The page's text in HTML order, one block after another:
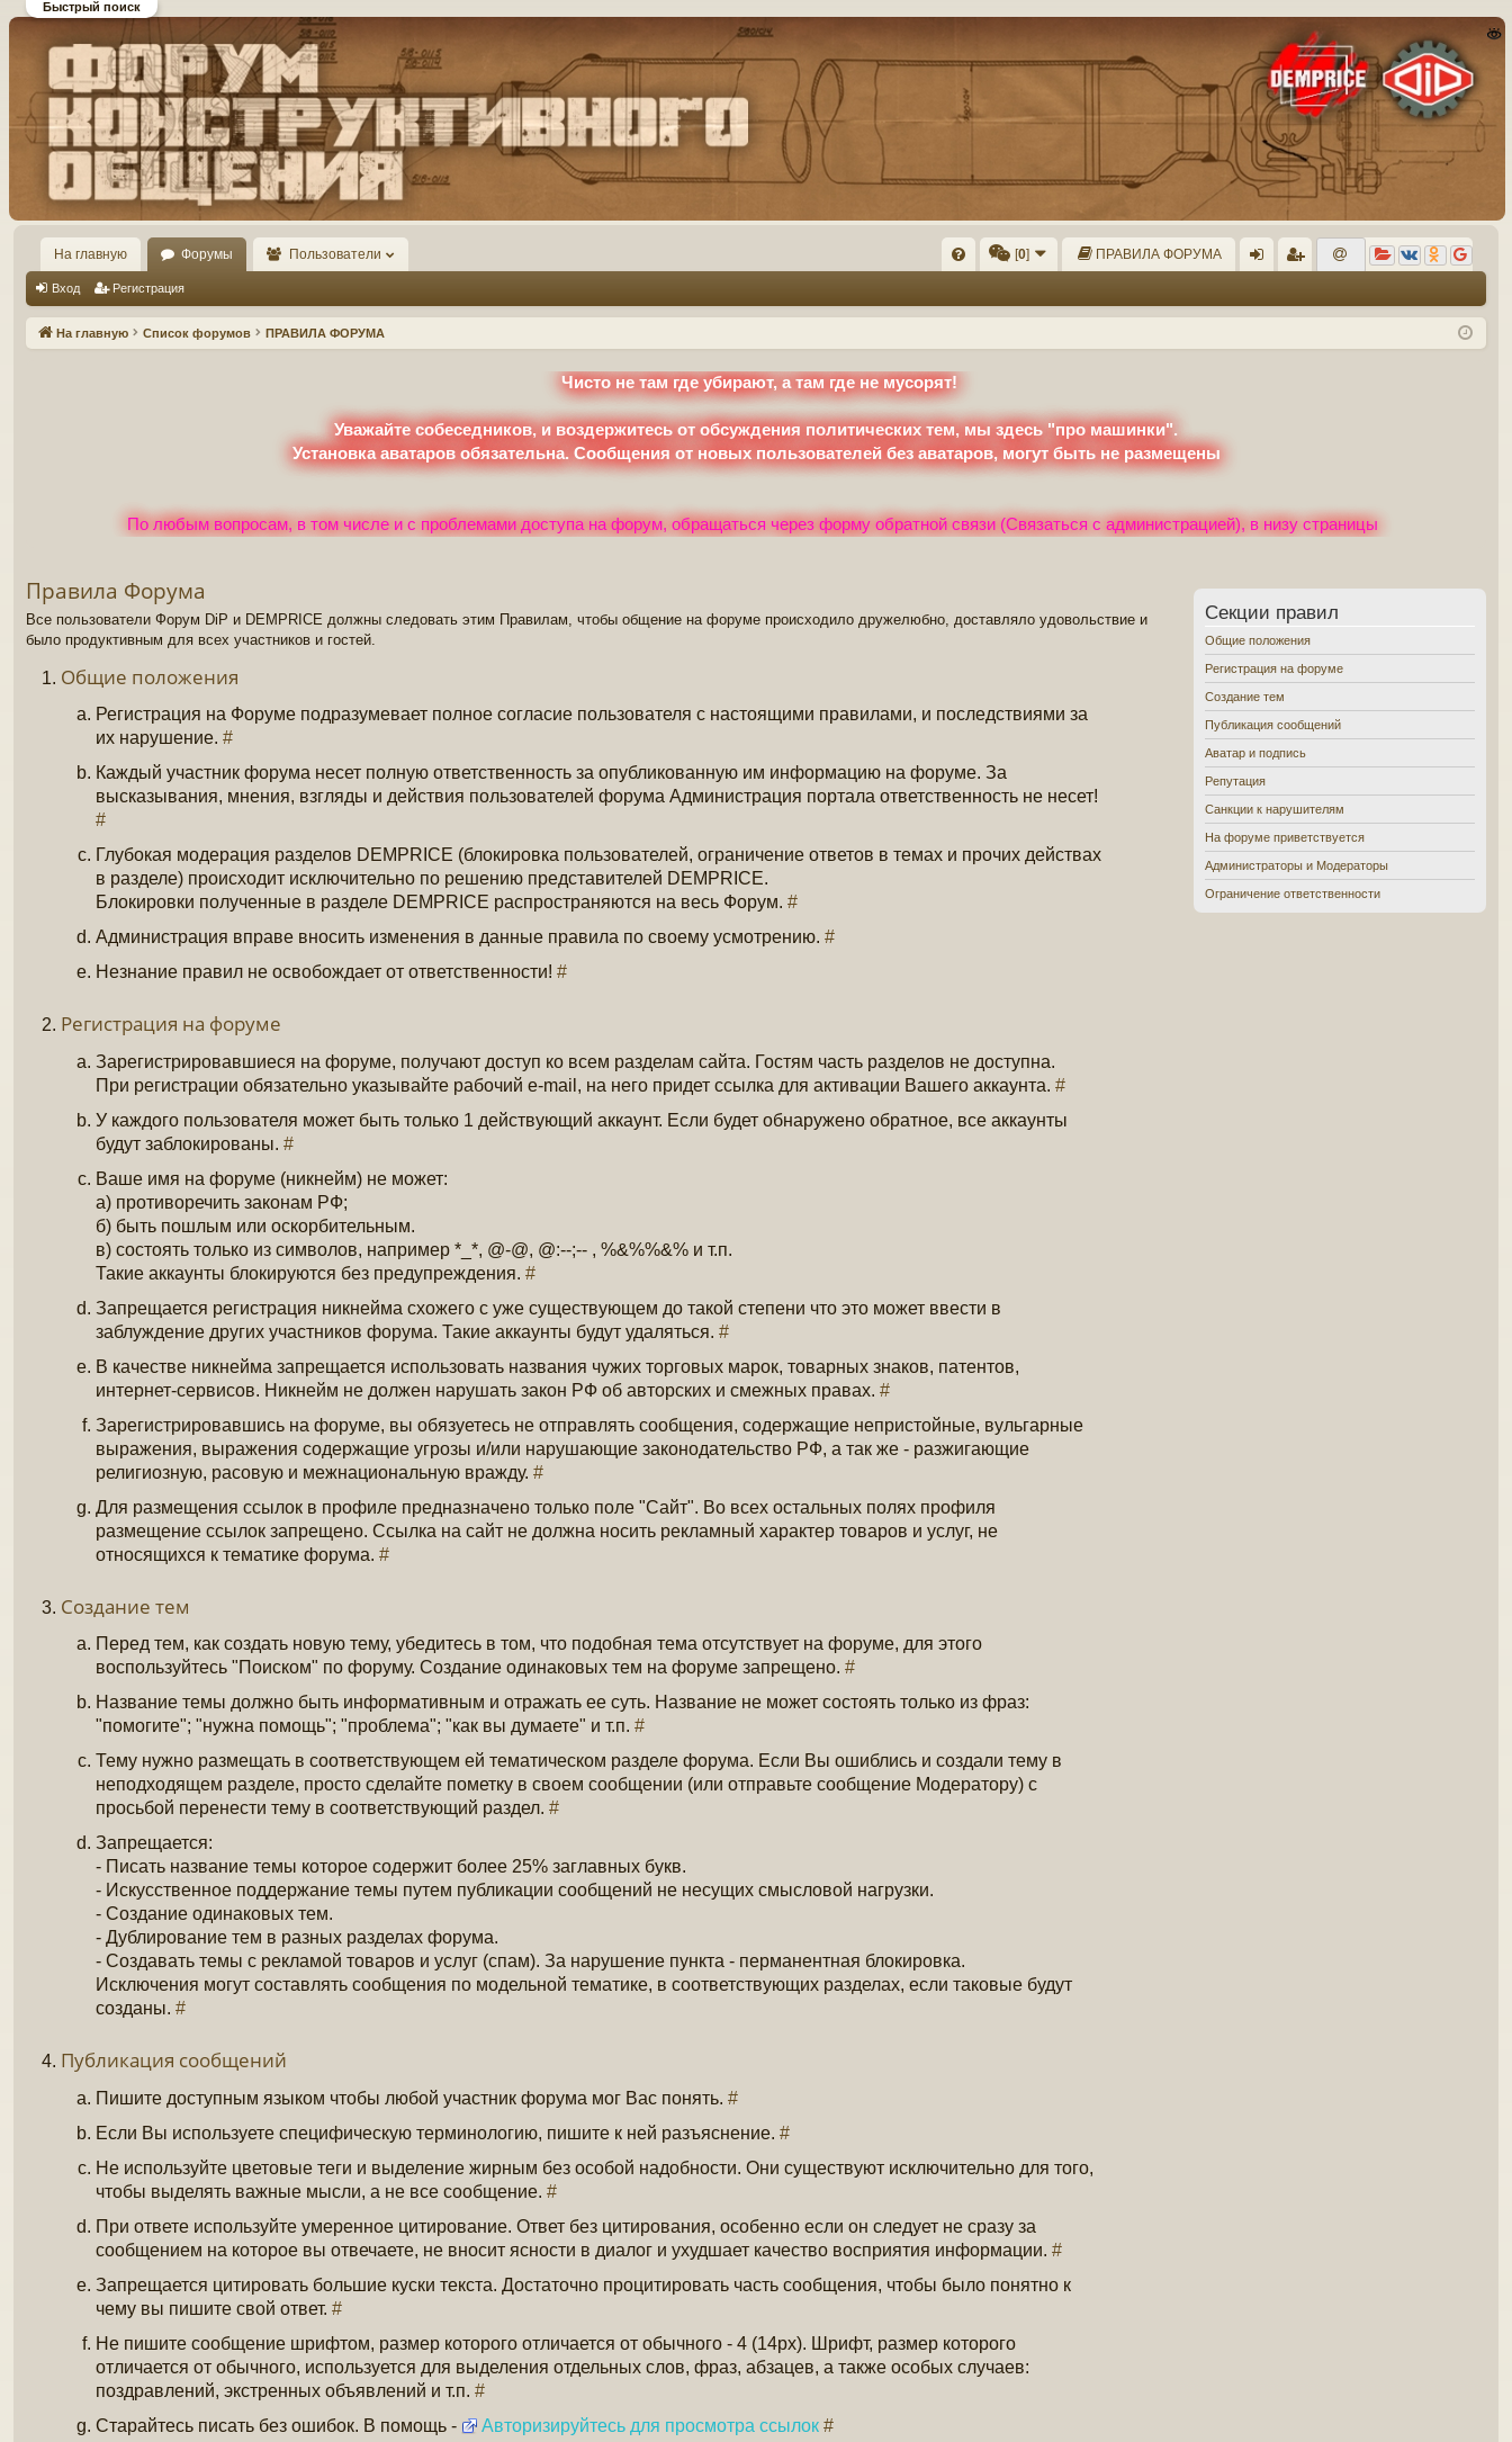
Форум DiP и DEMPRICE
конструктивного общения
На главную Форумы Пользователи
Q
[0] ПРАВИЛА ФОРУМА
д ис
Вход Регистрация
На главную Список форумов ПРАВИЛА ФОРУМА
Быстрый поиск
Чисто не там где убирают, а там где не мусорят!
Уважайте собеседников, и воздержитесь от обсуждения политических тем, мы здесь "про машинки".
Установка аватаров обязательна. Сообщения от новых пользователей без аватаров, могут быть не размещены
По любым вопросам, в том числе и с проблемами доступа на форум, обращаться через форму обратной связи (Связаться с администрацией), в низу страницы
Секции правил
Общие положения
Регистрация на форуме
Создание тем
Публикация сообщений
Аватар и подпись
Репутация
Санкции к нарушителям
На форуме приветствуется
Администраторы и Модераторы
Ограничение ответственности
Правила Форума
Все пользователи Форум DiP и DEMPRICE должны следовать этим Правилам, чтобы общение на форуме происходило дружелюбно, доставляло удовольствие и
было продуктивным для всех участников и гостей.
Общие положения
Регистрация на Форуме подразумевает полное согласие пользователя с настоящими правилами, и последствиями за
их нарушение.#
Каждый участник форума несет полную ответственность за опубликованную им информацию на форуме. За
высказывания, мнения, взгляды и действия пользователей форума Администрация портала ответственность не несет!
#
Глубокая модерация разделов DEMPRICE (блокировка пользователей, ограничение ответов в темах и прочих действах
в разделе) происходит исключительно по решению представителей DEMPRICE.
Блокировки полученные в разделе DEMPRICE распространяются на весь Форум.#
Администрация вправе вносить изменения в данные правила по своему усмотрению.#
Незнание правил не освобождает от ответственности!#
Регистрация на форуме
Зарегистрировавшиеся на форуме, получают доступ ко всем разделам сайта. Гостям часть разделов не доступна.
При регистрации обязательно указывайте рабочий e-mail, на него придет ссылка для активации Вашего аккаунта.#
У каждого пользователя может быть только 1 действующий аккаунт. Если будет обнаружено обратное, все аккаунты
будут заблокированы.#
Ваше имя на форуме (никнейм) не может:
а) противоречить законам РФ;
б) быть пошлым или оскорбительным.
в) состоять только из символов, например *_*, @-@, @:--;-- , %&%%&% и т.п.
Такие аккаунты блокируются без предупреждения.#
Запрещается регистрация никнейма схожего с уже существующем до такой степени что это может ввести в
заблуждение других участников форума. Такие аккаунты будут удаляться.#
В качестве никнейма запрещается использовать названия чужих торговых марок, товарных знаков, патентов,
интернет-сервисов. Никнейм не должен нарушать закон РФ об авторских и смежных правах.#
Зарегистрировавшись на форуме, вы обязуетесь не отправлять сообщения, содержащие непристойные, вульгарные
выражения, выражения содержащие угрозы и/или нарушающие законодательство РФ, а так же - разжигающие
религиозную, расовую и межнациональную вражду.#
Для размещения ссылок в профиле предназначено только поле "Сайт". Во всех остальных полях профиля
размещение ссылок запрещено. Ссылка на сайт не должна носить рекламный характер товаров и услуг, не
относящихся к тематике форума.#
Создание тем
Перед тем, как создать новую тему, убедитесь в том, что подобная тема отсутствует на форуме, для этого
воспользуйтесь "Поиском" по форуму. Создание одинаковых тем на форуме запрещено.#
Название темы должно быть информативным и отражать ее суть. Название не может состоять только из фраз:
"помогите"; "нужна помощь"; "проблема"; "как вы думаете" и т.п.#
Тему нужно размещать в соответствующем ей тематическом разделе форума. Если Вы ошиблись и создали тему в
неподходящем разделе, просто сделайте пометку в своем сообщении (или отправьте сообщение Модератору) с
просьбой перенести тему в соответствующий раздел.#
Запрещается:
- Писать название темы которое содержит более 25% заглавных букв.
- Искусственное поддержание темы путем публикации сообщений не несущих смысловой нагрузки.
- Создание одинаковых тем.
- Дублирование тем в разных разделах форума.
- Создавать темы с рекламой товаров и услуг (спам). За нарушение пункта - перманентная блокировка.
Исключения могут составлять сообщения по модельной тематике, в соответствующих разделах, если таковые будут
созданы.#
Публикация сообщений
Пишите доступным языком чтобы любой участник форума мог Вас понять.#
Если Вы используете специфическую терминологию, пишите к ней разъяснение.#
Не используйте цветовые теги и выделение жирным без особой надобности. Они существуют исключительно для того,
чтобы выделять важные мысли, а не все сообщение.#
При ответе используйте умеренное цитирование. Ответ без цитирования, особенно если он следует не сразу за
сообщением на которое вы отвечаете, не вносит ясности в диалог и ухудшает качество восприятия информации.#
Запрещается цитировать большие куски текста. Достаточно процитировать часть сообщения, чтобы было понятно к
чему вы пишите свой ответ.#
Не пишите сообщение шрифтом, размер которого отличается от обычного - 4 (14px). Шрифт, размер которого
отличается от обычного, используется для выделения отдельных слов, фраз, абзацев, а также особых случаев:
поздравлений, экстренных объявлений и т.п.#
Старайтесь писать без ошибок. В помощь -
Авторизируйтесь для просмотра ссылок #